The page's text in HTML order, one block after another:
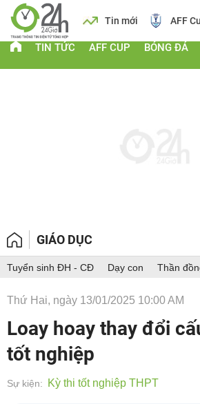
Lịch Tin mới AFF
TIN TỨC AFF CUP BÓNG ĐÁ
GIÁO DỤC
Tuyển sinh ĐH - CĐ Dạy con Thần
Thứ Hai, ngày 13/01/2025 10:00 AM
Loay hoay thay đổi
tốt nghiệp
Sự kiện: Kỳ thi tốt nghiệp THPT